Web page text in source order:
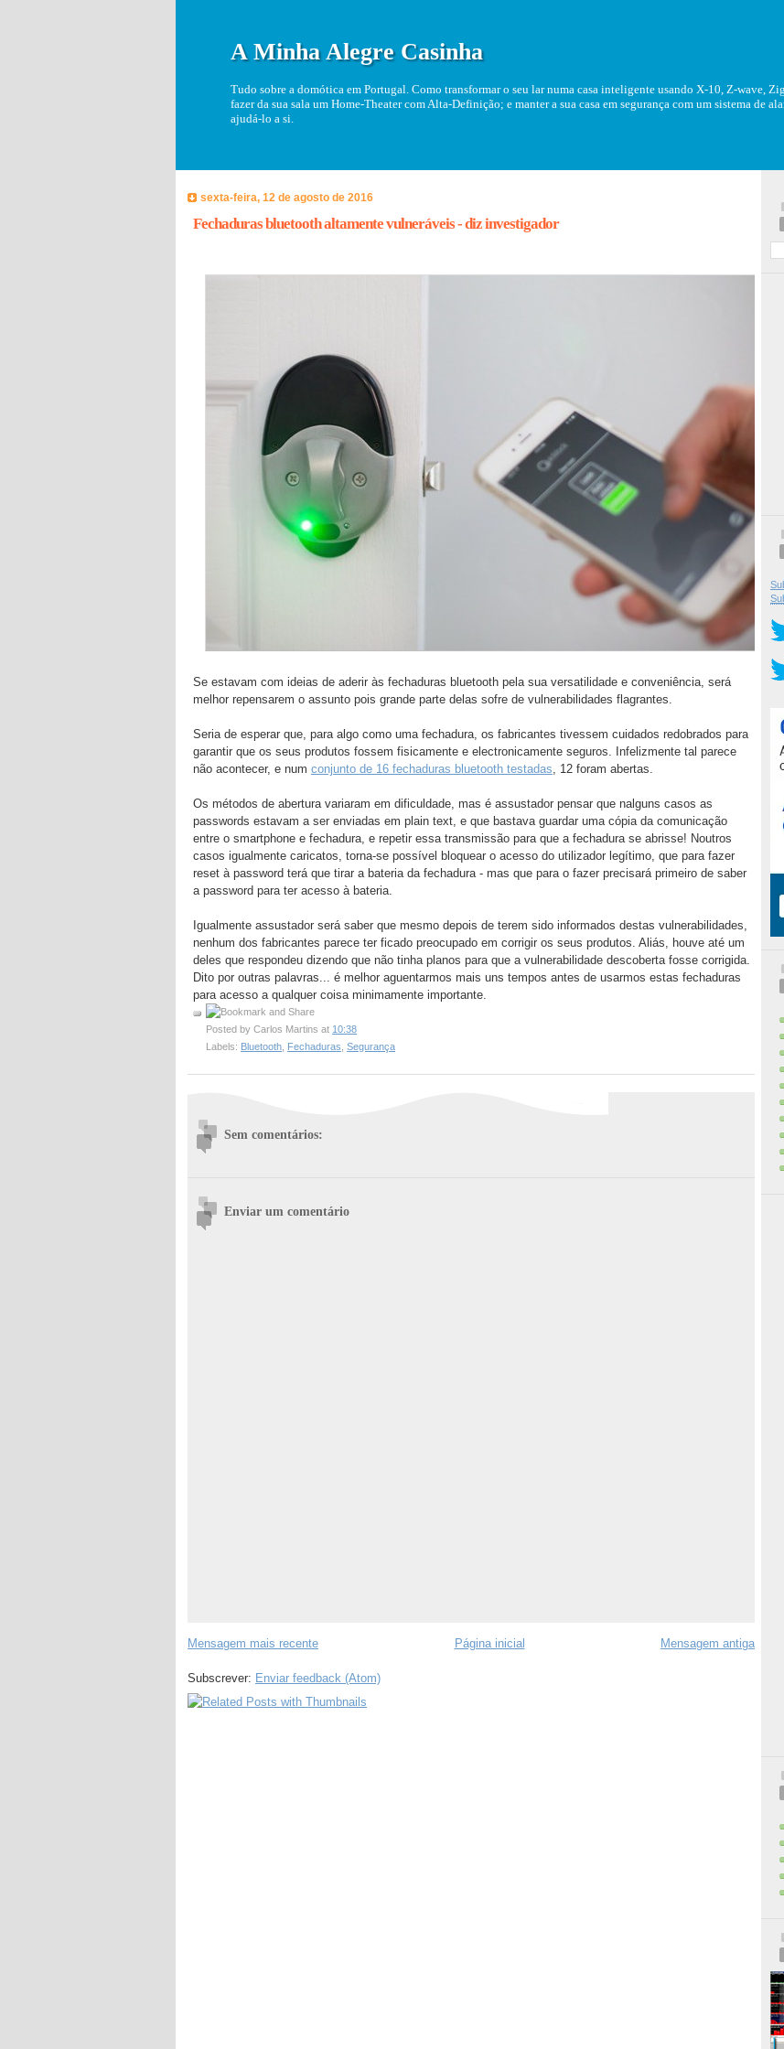
A Minha Alegre Casinha
Tudo sobre a domótica em Portugal. Como transformar o seu lar numa casa inteligente usando X-10, Z-wave,
fazer da sua sala um Home-Theater com Alta-Definição; e manter a sua casa em segurança com um sistema de
ajudá-lo a si.
sexta-feira, 12 de agosto de 2016
Fechaduras bluetooth altamente vulneráveis - diz investigador
Se estavam com ideias de aderir às fechaduras bluetooth pela sua versatilidade e conveniência, será
melhor repensarem o assunto pois grande parte delas sofre de vulnerabilidades flagrantes.
Seria de esperar que, para algo como uma fechadura, os fabricantes tivessem cuidados redobrados para
garantir que os seus produtos fossem fisicamente e electronicamente seguros. Infelizmente tal parece
não acontecer, e num conjunto de 16 fechaduras bluetooth testadas, 12 foram abertas.
Os métodos de abertura variaram em dificuldade, mas é assustador pensar que nalguns casos as
passwords estavam a ser enviadas em plain text, e que bastava guardar uma cópia da comunicação
entre o smartphone e fechadura, e repetir essa transmissão para que a fechadura se abrisse! Noutros
casos igualmente caricatos, torna-se possível bloquear o acesso do utilizador legítimo, que para fazer
reset à password terá que tirar a bateria da fechadura - mas que para o fazer precisará primeiro de saber
a password para ter acesso à bateria.
Igualmente assustador será saber que mesmo depois de terem sido informados destas vulnerabilidades,
nenhum dos fabricantes parece ter ficado preocupado em corrigir os seus produtos. Aliás, houve até um
deles que respondeu dizendo que não tinha planos para que a vulnerabilidade descoberta fosse corrigida.
Dito por outras palavras... é melhor aguentarmos mais uns tempos antes de usarmos estas fechaduras
para acesso a qualquer coisa minimamente importante.
Posted by Carlos Martins at 10:38
Labels: Bluetooth, Fechaduras, Segurança
Sem comentários:
Enviar um comentário
Mensagem mais recente Mensagem antiga
Página inicial
Subscrever: Enviar feedback (Atom)